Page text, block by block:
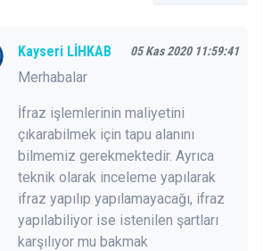
Kayseri LİHKAB 05 Kas 2020 11:59:41
Merhabalar
İfraz işlemlerinin maliyetini
çıkarabilmek için tapu alanını
bilmemiz gerekmektedir. Ayrıca
teknik olarak inceleme yapılarak
ifraz yapılıp yapılamayacağı, ifraz
yapılabiliyor ise istenilen şartları
karşılıyor mu bakmak